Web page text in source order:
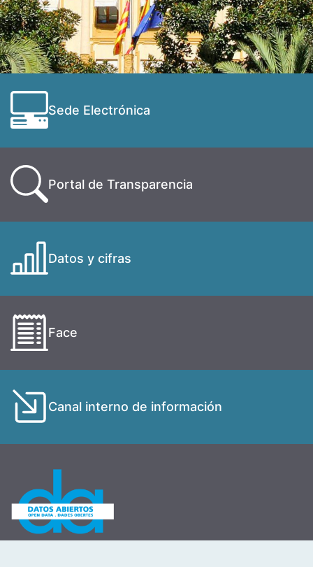
Sede Electrónica
Portal de Transparencia
Datos y cifras
Face
Canal interno de información